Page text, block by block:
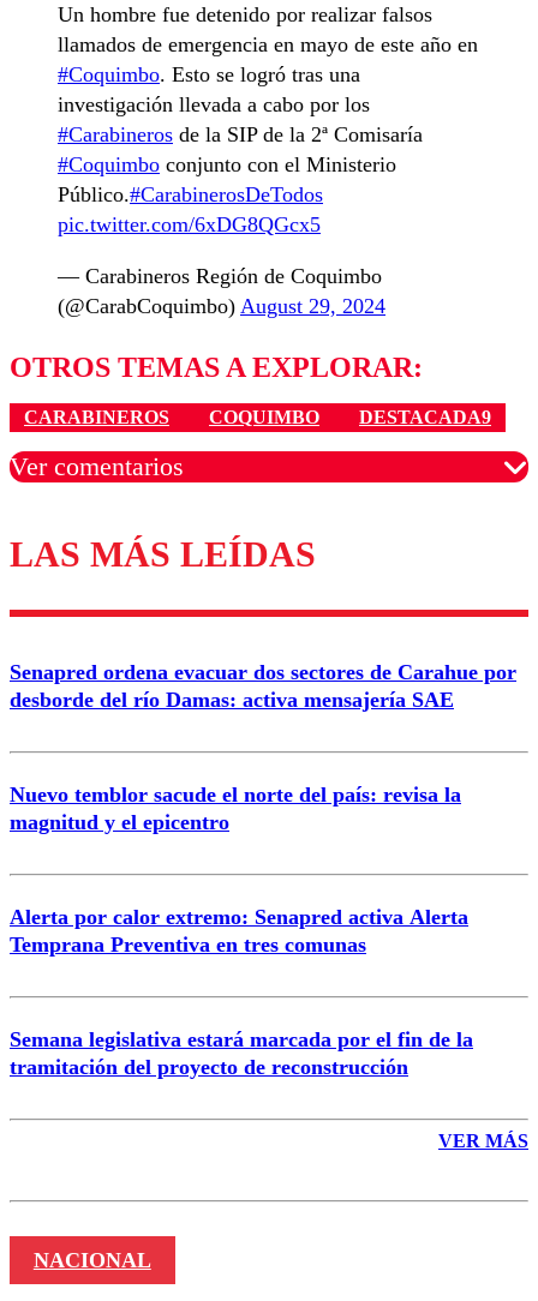
Un hombre fue detenido por realizar falsos
llamados de emergencia en mayo de este año en
#Coquimbo. Esto se logró tras una
investigación llevada a cabo por los
#Carabineros de la SIP de la 2ª Comisaría
#Coquimbo conjunto con el Ministerio
Público.#CarabinerosDeTodos
pic.twitter.com/6xDG8QGcx5
— Carabineros Región de Coquimbo
(@CarabCoquimbo) August 29, 2024
OTROS TEMAS A EXPLORAR:
CARABINEROS COQUIMBO DESTACADA9
Ver comentarios
Los comentarios son moderados para garantizar un
diálogo respetuoso.
Nombre
Correo
LAS MÁS LEÍDAS
Senapred ordena evacuar dos sectores de Carahue por
desborde del río Damas: activa mensajería SAE
Nuevo temblor sacude el norte del país: revisa la
magnitud y el epicentro
Alerta por calor extremo: Senapred activa Alerta
Temprana Preventiva en tres comunas
Semana legislativa estará marcada por el fin de la
tramitación del proyecto de reconstrucción
VER MÁS
NACIONAL